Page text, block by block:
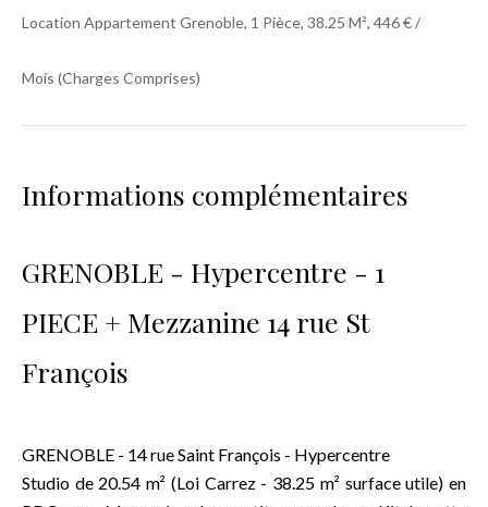
Location Appartement Grenoble, 1 Pièce, 38.25 M², 446 € /
Mois (Charges Comprises)
Informations complémentaires
GRENOBLE - Hypercentre - 1
PIECE + Mezzanine 14 rue St
François
GRENOBLE - 14 rue Saint François - Hypercentre
Studio de 20.54 m² (Loi Carrez - 38.25 m² surface utile) en